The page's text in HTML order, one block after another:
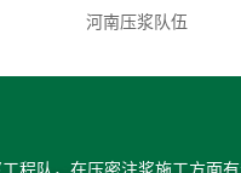
河南压浆队伍